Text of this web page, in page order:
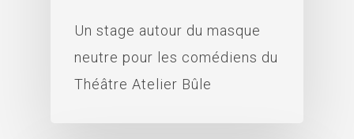
Un stage autour du masque
neutre pour les comédiens du
Théâtre Atelier Bûle